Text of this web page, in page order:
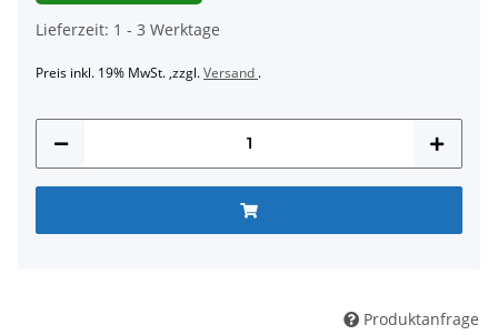
Lieferzeit: 1 - 3 Werktage
Preis inkl. 19% MwSt. ,zzgl.Versand .
Produktanfrage